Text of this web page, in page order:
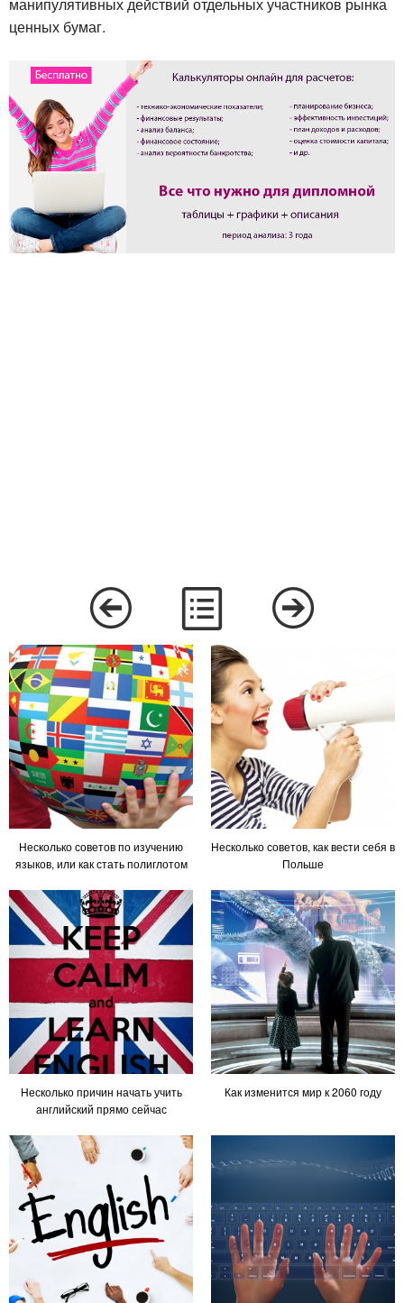
манипулятивных действий отдельных участников рынка
ценных бумаг.
Несколько советов по изучению
языков, или как стать полиглотом
Несколько советов, как вести себя в
Польше
Несколько причин начать учить
английский прямо сейчас
Как изменится мир к 2060 году